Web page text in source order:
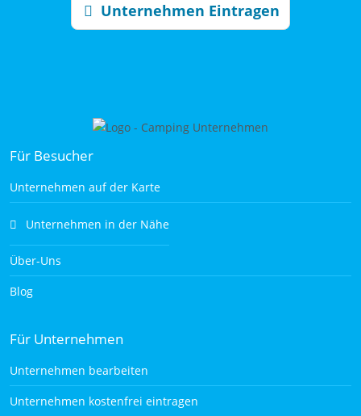
Unternehmen Eintragen
Für Besucher
Unternehmen auf der Karte
Unternehmen in der Nähe
Über-Uns
Blog
Für Unternehmen
Unternehmen bearbeiten
Unternehmen kostenfrei eintragen